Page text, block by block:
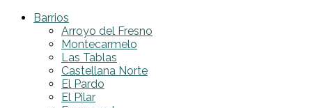
Barrios
Arroyo del Fresno
Montecarmelo
Las Tablas
Castellana Norte
El Pardo
El Pilar